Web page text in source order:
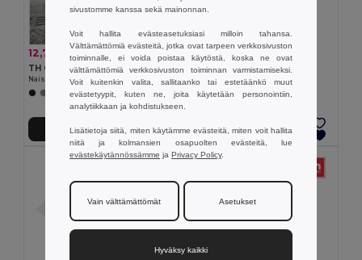
12,71 € 18,27 € -30%
TH Clothes 30145
Naisten pitkähih. pikeepaita
+5 Värit
Lisää Ostokoriin
Egotier 30139
Lisää Ostokoriin
sivustomme kanssa sekä mainonnan.
Voit hallita evästeasetuksiasi milloin tahansa.
Välttämättömiä evästeitä, jotka ovat tarpeen verkkosivuston
toiminnalle, ei voida poistaa käytöstä, koska ne ovat
välttämättömiä verkkosivuston toiminnan varmistamiseksi.
Voit kuitenkin valita, sallitaanko tai estetäänkö muut
evästetyypit, kuten ne, joita käytetään personointiin,
analytiikkaan ja kohdistukseen.
Lisätietoja siitä, miten käytämme evästeitä, miten voit hallita
niitä ja kolmansien osapuolten evästeitä, lue
evästekäytännössämme ja Privacy Policy.
Vain välttämättömät Asetukset
Hyväksy kaikki